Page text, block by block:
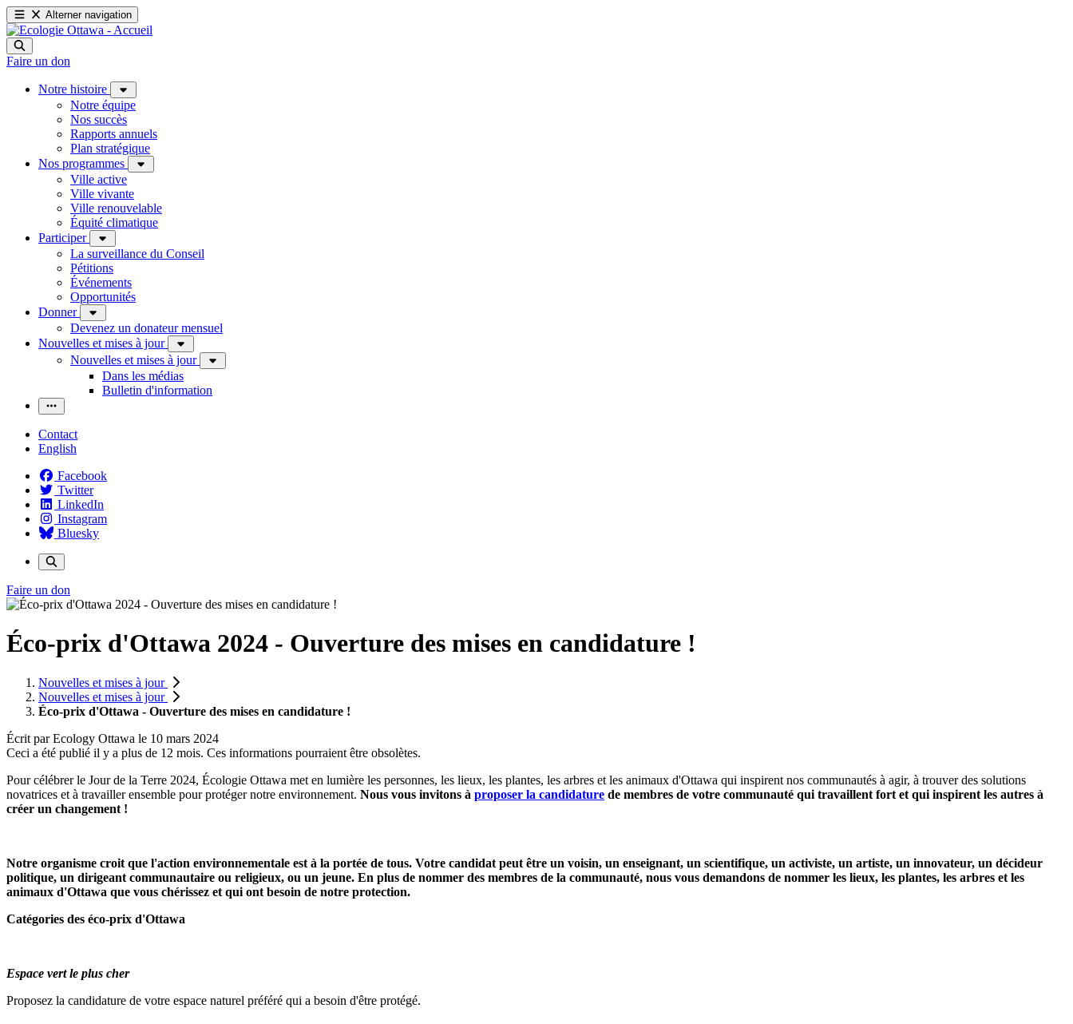
Alterner navigation
Faire un don
Notre histoire
Notre équipe
Nos succès
Rapports annuels
Plan stratégique
Nos programmes
Ville active
Ville vivante
Ville renouvelable
Équité climatique
Participer
La surveillance du Conseil
Pétitions
Événements
Opportunités
Donner
Devenez un donateur mensuel
Nouvelles et mises à jour
Nouvelles et mises à jour
Dans les médias
Bulletin d'information
Contact
English
Facebook
Twitter
LinkedIn
Instagram
Bluesky
Faire un don
Éco-prix d'Ottawa 2024 - Ouverture des mises en candidature !
Nouvelles et mises à jour
Nouvelles et mises à jour
Éco-prix d'Ottawa - Ouverture des mises en candidature !
Écrit parEcology Ottawa le 10 mars 2024
Ceci a été publié il y a plus de 12 mois. Ces informations pourraient être obsolètes.
Pour célébrer le Jour de la Terre 2024, Écologie Ottawa met en lumière les personnes, les lieux, les plantes, les arbres et les animaux d'Ottawa qui inspirent nos communautés à agir, à trouver des solutions
novatrices et à travailler ensemble pour protéger notre environnement. Nous vous invitons à proposer la candidature de membres de votre communauté qui travaillent fort et qui inspirent les autres à
créer un changement !
Notre organisme croit que l'action environnementale est à la portée de tous. Votre candidat peut être un voisin, un enseignant, un scientifique, un activiste, un artiste, un innovateur, un décideur
politique, un dirigeant communautaire ou religieux, ou un jeune. En plus de nommer des membres de la communauté, nous vous demandons de nommer les lieux, les plantes, les arbres et les
animaux d'Ottawa que vous chérissez et qui ont besoin de notre protection.
Catégories des éco-prix d'Ottawa
Espace vert le plus cher
Proposez la candidature de votre espace naturel préféré qui a besoin d'être protégé.